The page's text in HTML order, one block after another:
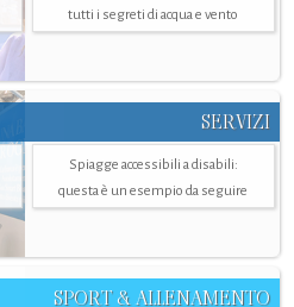
tutti i segreti di acqua e vento
SERVIZI
Spiagge accessibili a disabili:
questa è un esempio da seguire
SPORT & ALLENAMENTO